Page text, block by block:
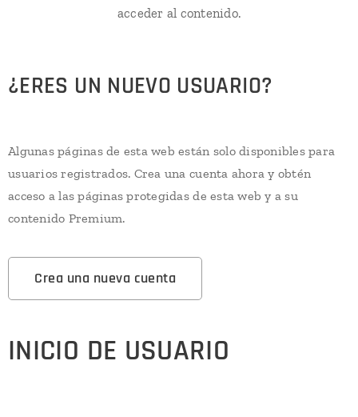
acceder al contenido.
¿ERES UN NUEVO USUARIO?
Algunas páginas de esta web están solo disponibles para
usuarios registrados. Crea una cuenta ahora y obtén
acceso a las páginas protegidas de esta web y a su
contenido Premium.
Crea una nueva cuenta
INICIO DE USUARIO